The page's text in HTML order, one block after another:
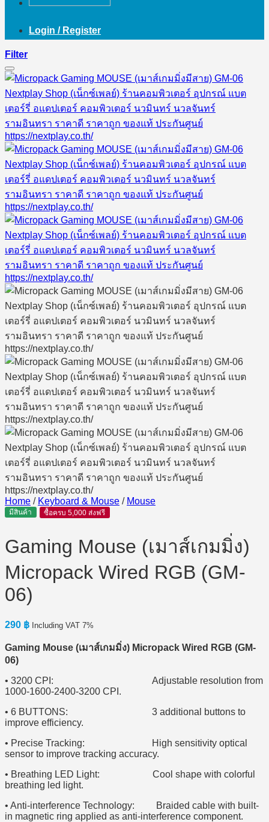
Login / Register
Filter
Home / Keyboard & Mouse / Mouse
มีสินค้า ซื้อครบ 5,000 ส่งฟรี
Gaming Mouse (เมาส์เกมมิ่ง)
Micropack Wired RGB (GM-
06)
290 ฿ Including VAT 7%
Gaming Mouse (เมาส์เกมมิ่ง) Micropack Wired RGB (GM-
06)
• 3200 CPI: Adjustable resolution from
1000-1600-2400-3200 CPI.
• 6 BUTTONS: 3 additional buttons to
improve efficiency.
• Precise Tracking: High sensitivity optical
sensor to improve tracking accuracy.
• Breathing LED Light: Cool shape with colorful
breathing led light.
• Anti-interference Technology: Braided cable with built-
in magnetic ring applied as anti-interference component.